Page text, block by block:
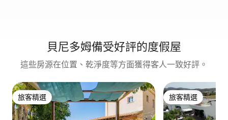
貝尼多姆備受好評的度假屋
這些房源在位置、乾淨度等方面獲得客人一致好評。
旅客精選
旅客精選 旅客精選
旅客精選